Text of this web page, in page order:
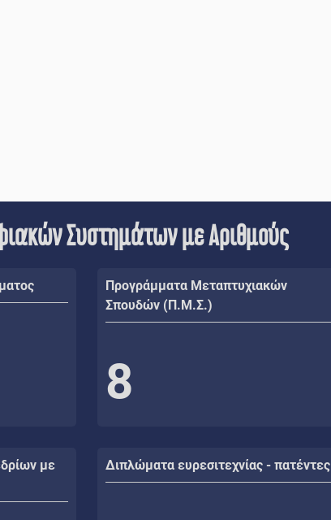
Συστημάτων με Αριθμούς
Προγράμματα Μεταπτυχιακών
Σπουδών (Π.Μ.Σ.)
8
με
Διπλώματα ευρεσιτεχνίας - πατέντες